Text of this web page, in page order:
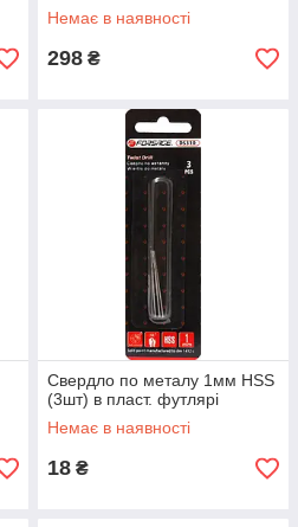
Немає в наявності
298 ₴
Свердло по металу 1мм HSS
(3шт) в пласт. футлярі
Немає в наявності
18 ₴